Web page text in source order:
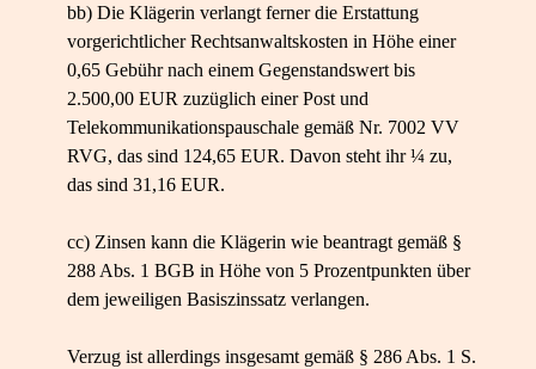
bb) Die Klägerin verlangt ferner die Erstattung
vorgerichtlicher Rechtsanwaltskosten in Höhe einer
0,65 Gebühr nach einem Gegenstandswert bis
2.500,00 EUR zuzüglich einer Post und
Telekommunikationspauschale gemäß Nr. 7002 VV
RVG, das sind 124,65 EUR. Davon steht ihr ¼ zu,
das sind 31,16 EUR.
cc) Zinsen kann die Klägerin wie beantragt gemäß §
288 Abs. 1 BGB in Höhe von 5 Prozentpunkten über
dem jeweiligen Basiszinssatz verlangen.
Verzug ist allerdings insgesamt gemäß § 286 Abs. 1 S.